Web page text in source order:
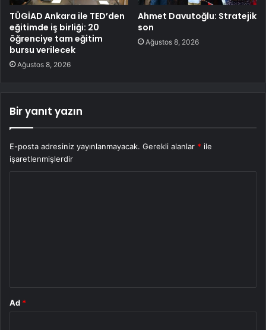
TÜGİAD Ankara ile TED’den
eğitimde iş birliği: 20
öğrenciye tam eğitim
bursu verilecek
Ağustos 8, 2026
Ahmet Davutoğlu: Stratejik
son
Ağustos 8, 2026
Bir yanıt yazın
E-posta adresiniz yayınlanmayacak. Gerekli alanlar * ile
işaretlenmişlerdir
Ad *